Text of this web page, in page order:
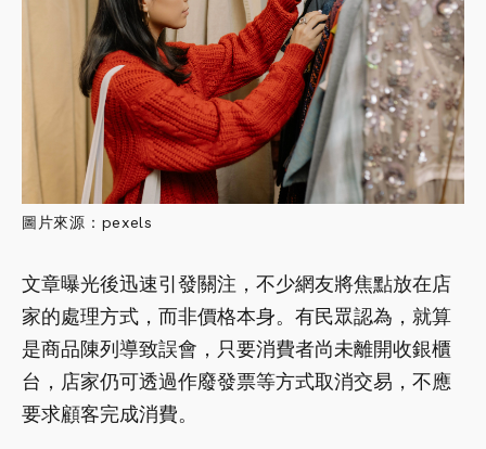
圖片來源：pexels
文章曝光後迅速引發關注，不少網友將焦點放在店
家的處理方式，而非價格本身。有民眾認為，就算
是商品陳列導致誤會，只要消費者尚未離開收銀櫃
台，店家仍可透過作廢發票等方式取消交易，不應
要求顧客完成消費。